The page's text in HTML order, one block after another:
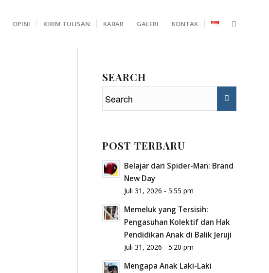
OPINI KIRIM TULISAN KABAR GALERI KONTAK
SEARCH
POST TERBARU
Belajar dari Spider-Man: Brand
New Day
Juli 31, 2026 - 5:55 pm
Memeluk yang Tersisih:
Pengasuhan Kolektif dan Hak
Pendidikan Anak di Balik Jeruji
Juli 31, 2026 - 5:20 pm
Mengapa Anak Laki-Laki